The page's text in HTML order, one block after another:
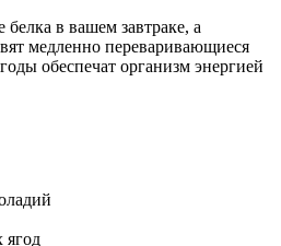
в вашем завтраке, а
медленно переваривающиеся
обеспечат организм энергией
ягод